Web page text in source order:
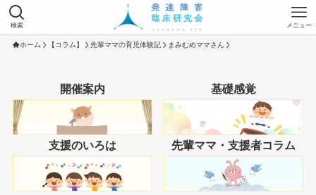
検索 メニュー
ホーム 【コラム】 先輩ママの育児体験記 まみむめママさん
開催案内 基礎感覚
支援のいろは 先輩ママ・支援者コラム